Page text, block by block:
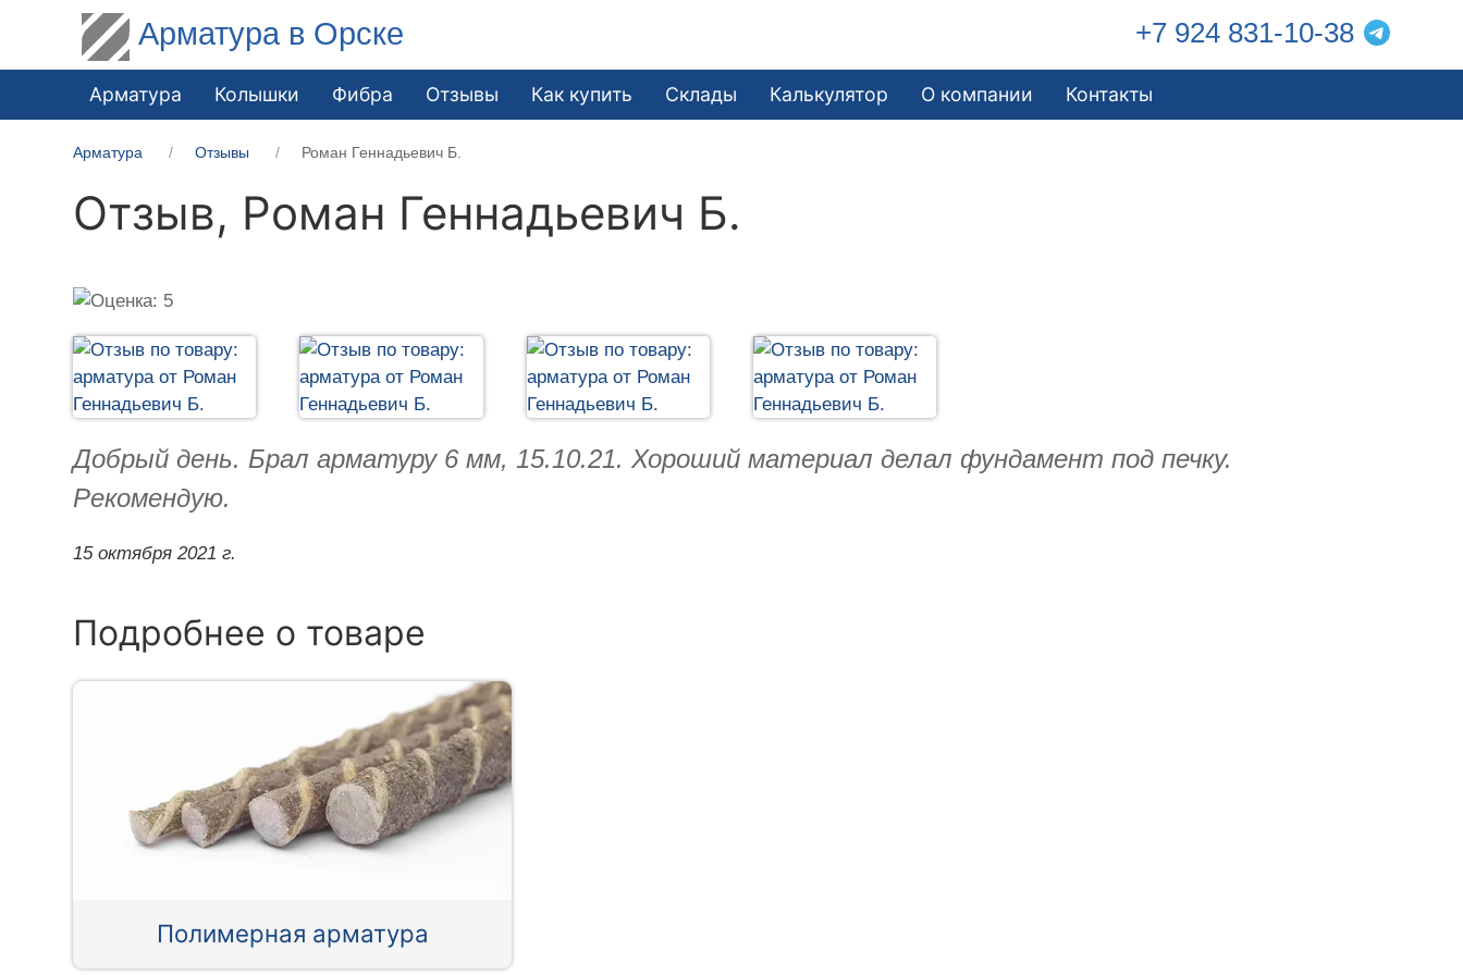
Арматура в Орске +7 924 831-10-38
Арматура Колышки Фибра Отзывы Как купить Склады Калькулятор О компании Контакты
Арматура Отзывы Роман Геннадьевич Б.
Отзыв, Роман Геннадьевич Б.
Добрый день. Брал арматуру 6 мм, 15.10.21. Хороший материал делал фундамент под печку.
Рекомендую.
15 октября 2021 г.
Подробнее о товаре
Полимерная арматура